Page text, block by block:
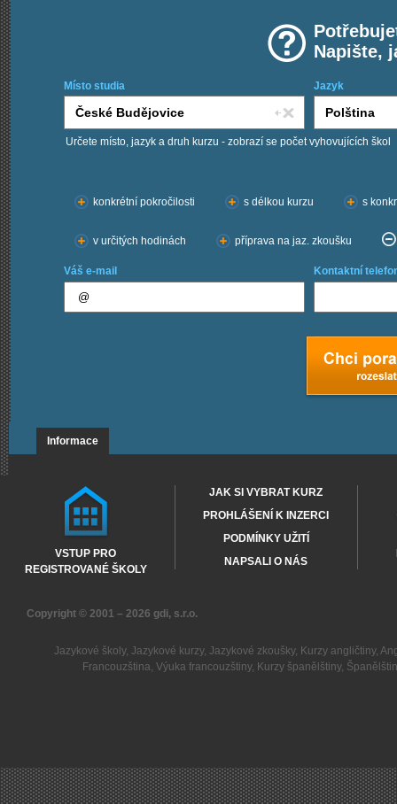
Napište,
Místo studia Jazyk
Určete místo, jazyk a druh kurzu - zobrazí se počet vyhovujících škol
konkrétní pokročilosti
s délkou kurzu s
v určitých hodinách příprava na jaz. zkoušku
Váš e-mail Kontaktní
Informace
VSTUP PRO
REGISTROVANÉ ŠKOLY
JAK SI VYBRAT KURZ
PROHLÁŠENÍ K INZERCI
PODMÍNKY UŽITÍ
NAPSALI O NÁS
Copyright © 2001 – 2026 gdi, s.r.o.
Jazykové školy, Jazykové kurzy, Jazykové zkoušky, Kurzy angličtiny,
Francouzština,Výuka francouzštiny, Kurzy španělštiny,